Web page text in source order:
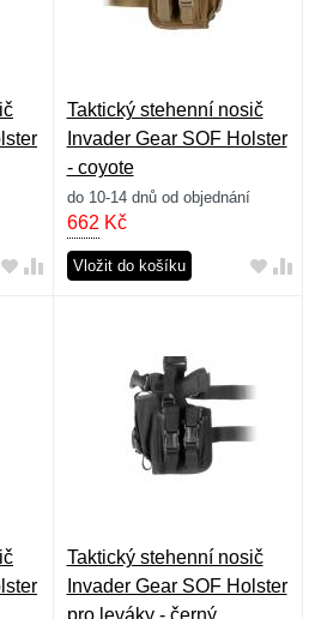
Taktický stehenní nosič
Invader Gear SOF Holster
- coyote
do 10-14 dnů od objednání
662 Kč
Vložit do košíku
Taktický stehenní nosič
Invader Gear SOF Holster
pro leváky - černý